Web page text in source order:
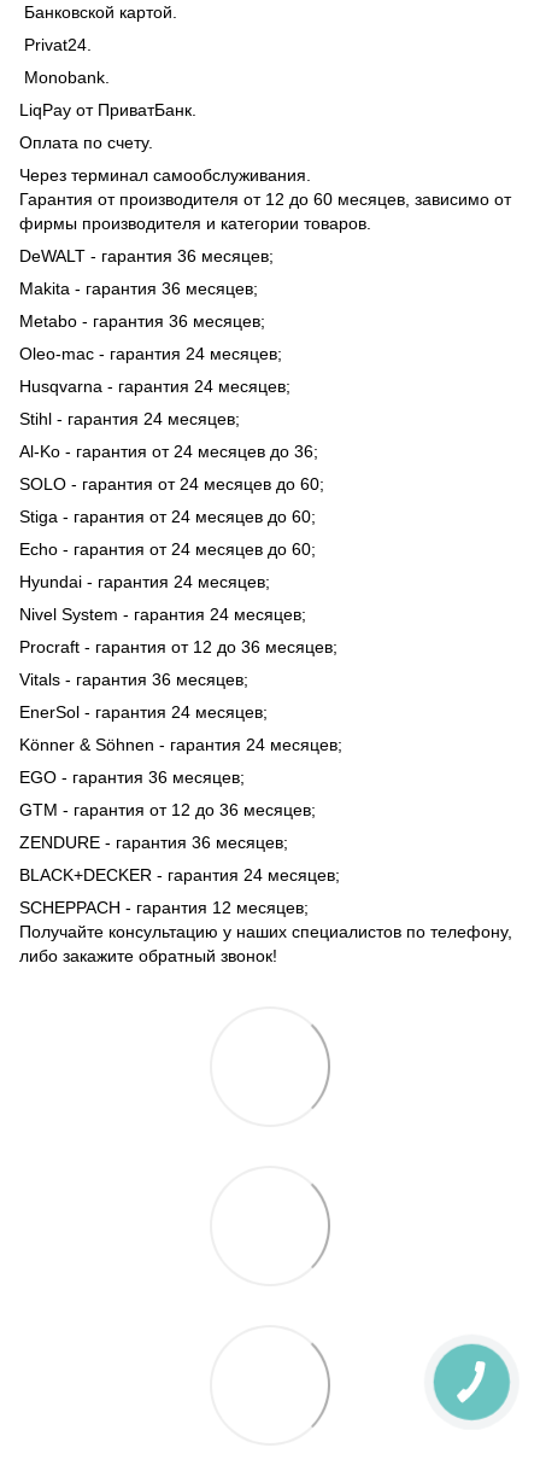
Банковской картой.
Privat24.
Monobank.
LiqPay от ПриватБанк.
Оплата по счету.
Через терминал самообслуживания.
Гарантия от производителя от 12 до 60 месяцев, зависимо от
фирмы производителя и категории товаров.
DeWALT - гарантия 36 месяцев;
Makita - гарантия 36 месяцев;
Metabo - гарантия 36 месяцев;
Oleo-mac - гарантия 24 месяцев;
Husqvarna - гарантия 24 месяцев;
Stihl - гарантия 24 месяцев;
Al-Ko - гарантия от 24 месяцев до 36;
SOLO - гарантия от 24 месяцев до 60;
Stiga - гарантия от 24 месяцев до 60;
Echo - гарантия от 24 месяцев до 60;
Hyundai - гарантия 24 месяцев;
Nivel System - гарантия 24 месяцев;
Procraft - гарантия от 12 до 36 месяцев;
Vitals - гарантия 36 месяцев;
EnerSol - гарантия 24 месяцев;
Könner & Söhnen - гарантия 24 месяцев;
EGO - гарантия 36 месяцев;
GTM - гарантия от 12 до 36 месяцев;
ZENDURE - гарантия 36 месяцев;
BLACK+DECKER - гарантия 24 месяцев;
SCHEPPACH - гарантия 12 месяцев;
Получайте консультацию у наших специалистов по телефону,
либо закажите обратный звонок!